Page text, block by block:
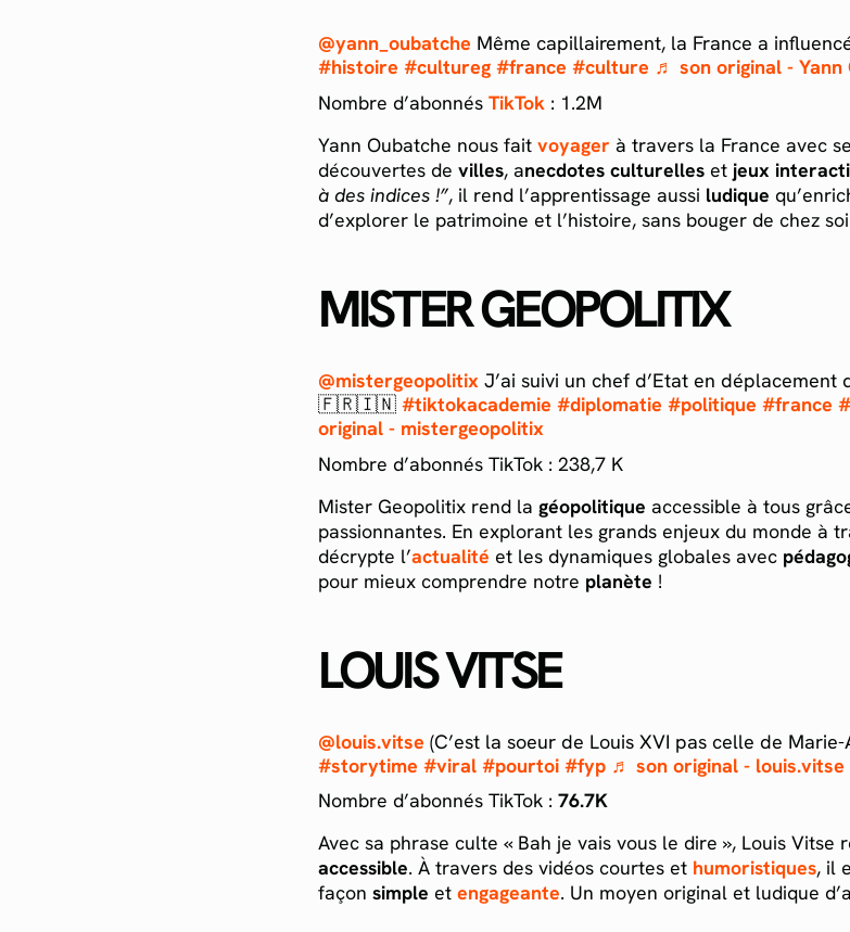
@yann_oubatche Même capillairement, la France a
#histoire #cultureg #france #culture ♬ son original - Yann
Nombre d’abonnésTikTok: 1.2M
Yann Oubatche nous faitvoyager à travers la France avec
découvertes de villes, anecdotes culturelleset jeux
à des indices !”, il rend l’apprentissage aussi ludique
d’explorer le patrimoine et l’histoire, sans bouger de chez
MISTER GEOPOLITIX
@mistergeopolitixJ’ai suivi un chef d’Etat en déplacement
🇫🇷🇮🇳 #tiktokacademie #diplomatie #politique #france
original - mistergeopolitix
Nombre d’abonnés TikTok : 238,7 K
Mister Geopolitix rend la géopolitique accessible à tous
passionnantes. En explorant les grands enjeux du monde à
décrypte l’actualité et les dynamiques globales avec
pour mieux comprendre notre planète !
LOUIS VITSE
@louis.vitse (C’est la soeur de Louis XVI pas celle de
#storytime #viral #pourtoi #fyp ♬ son original - louis.vitse
Nombre d’abonnés TikTok : 76.7K
Avec sa phrase culte « Bah je vais vous le dire », Louis Vitse
accessible. À travers des vidéos courtes et humoristiques, il
façon simple et engageante. Un moyen original et ludique